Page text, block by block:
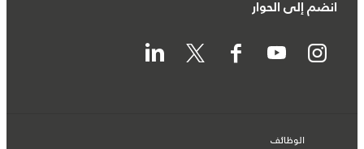
انضم إلى الحوار
الوظائف